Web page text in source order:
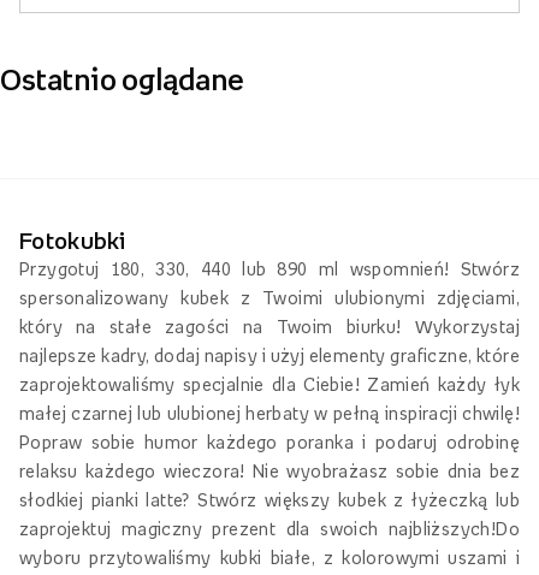
Ostatnio oglądane
Fotokubki
Przygotuj 180, 330, 440 lub 890 ml wspomnień! Stwórz
spersonalizowany kubek z Twoimi ulubionymi zdjęciami,
który na stałe zagości na Twoim biurku! Wykorzystaj
najlepsze kadry, dodaj napisy i użyj elementy graficzne, które
zaprojektowaliśmy specjalnie dla Ciebie! Zamień każdy łyk
małej czarnej lub ulubionej herbaty w pełną inspiracji chwilę!
Popraw sobie humor każdego poranka i podaruj odrobinę
relaksu każdego wieczora! Nie wyobrażasz sobie dnia bez
słodkiej pianki latte? Stwórz większy kubek z łyżeczką lub
zaprojektuj magiczny prezent dla swoich najbliższych!Do
wyboru przytowaliśmy kubki białe, z kolorowymi uszami i